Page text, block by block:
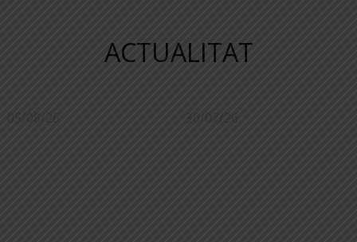
ACTUALITAT
05/08/26 30/07/26